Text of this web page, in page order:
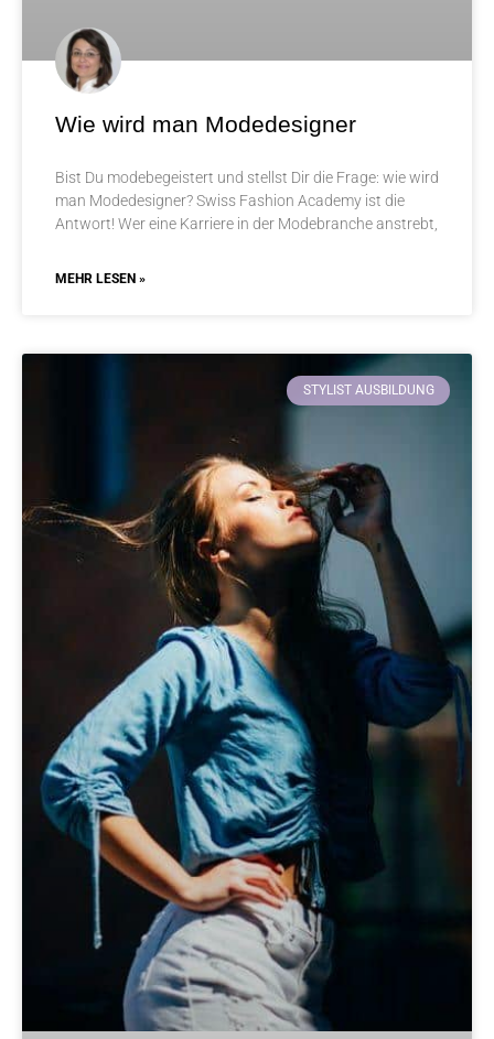
Wie wird man Modedesigner
Bist Du modebegeistert und stellst Dir die Frage: wie wird
man Modedesigner? Swiss Fashion Academy ist die
Antwort! Wer eine Karriere in der Modebranche anstrebt,
MEHR LESEN »
STYLIST AUSBILDUNG